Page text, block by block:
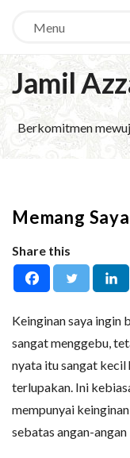
Menu
Jamil
Berkomitmen
Memang
Share this
Keinginan saya ingin
sangat menggebu,
nyata itu sangat kecil
terlupakan. Ini
mempunyai
sebatas angan-